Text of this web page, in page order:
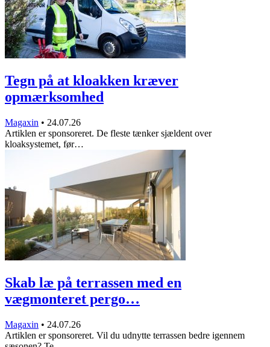
Tegn på at kloakken kræver
opmærksomhed
Magaxin • 24.07.26
Artiklen er sponsoreret. De fleste tænker sjældent over
kloaksystemet, før…
Skab læ på terrassen med en
vægmonteret pergo…
Magaxin • 24.07.26
Artiklen er sponsoreret. Vil du udnytte terrassen bedre igennem